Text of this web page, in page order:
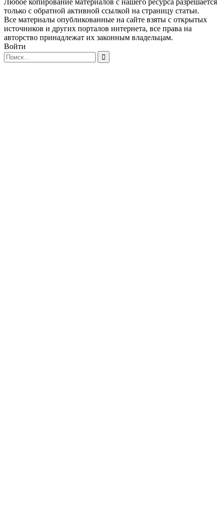
только с обратной активной ссылкой на страницу статьи.
Все материалы опубликованные на сайте взяты с открытых
источников и других порталов интернета, все права на
авторство принадлежат их законным владельцам.
Войти